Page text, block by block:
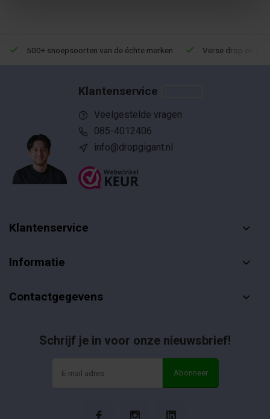
500+ snoepsoorten van de échte merken Verse drop en
Klantenservice
Veelgestelde vragen
085-4012406
info@dropgigant.nl
Klantenservice
Informatie
Contactgegevens
Schrijf je in voor onze nieuwsbrief!
Abonneer